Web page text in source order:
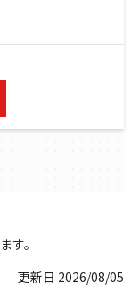
す。
更新日 2026/08/05